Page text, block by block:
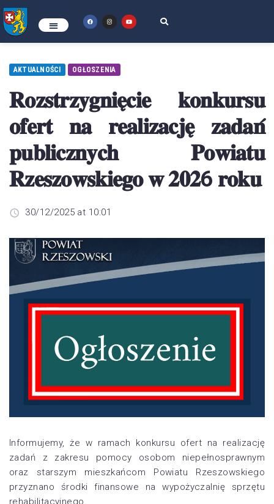
AKTUALNOŚCI OGŁOSZENIA
𝐑𝐨𝐳𝐬𝐭𝐫𝐳𝐲𝐠𝐧𝐢𝐞̨𝐜𝐢𝐞 𝐤𝐨𝐧𝐤𝐮𝐫𝐬𝐮
𝐨𝐟𝐞𝐫𝐭 𝐧𝐚 𝐫𝐞𝐚𝐥𝐢𝐳𝐚𝐜𝐣𝐞̨ 𝐳𝐚𝐝𝐚𝐧́
𝐩𝐮𝐛𝐥𝐢𝐜𝐳𝐧𝐲𝐜𝐡 𝐏𝐨𝐰𝐢𝐚𝐭𝐮
𝐑𝐳𝐞𝐬𝐳𝐨𝐰𝐬𝐤𝐢𝐞𝐠𝐨 𝐰 𝟐𝟎𝟐6 𝐫𝐨𝐤𝐮
30/12/2025 at 10:01
Informujemy, że w ramach konkursu ofert na realizację
zadań z zakresu pomocy osobom niepełnosprawnym
oraz starszym mieszkańcom Powiatu Rzeszowskiego
przyznano środki finansowe na wypożyczalnię sprzętu
rehabilitacyjnego.